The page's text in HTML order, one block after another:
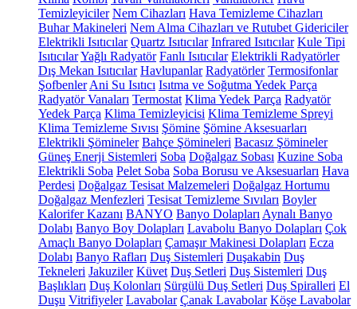
Temizleyiciler Nem Cihazları Hava Temizleme Cihazları
Buhar Makineleri Nem Alma Cihazları ve Rutubet Gidericiler
Elektrikli Isıtıcılar Quartz Isıtıcılar Infrared Isıtıcılar Kule Tipi
IsıtıcılarYağlı Radyatör Fanlı Isıtıcılar Elektrikli Radyatörler
Dış Mekan Isıtıcılar Havlupanlar Radyatörler Termosifonlar
Şofbenler Ani Su Isıtıcı Isıtma ve Soğutma Yedek Parça
Radyatör Vanaları Termostat Klima Yedek Parça Radyatör
Yedek Parça Klima Temizleyicisi Klima Temizleme Spreyi
Klima Temizleme Sıvısı Şömine Şömine Aksesuarları
Elektrikli Şömineler Bahçe Şömineleri Bacasız Şömineler
Güneş Enerji Sistemleri Soba Doğalgaz Sobası Kuzine Soba
Elektrikli Soba Pelet Soba Soba Borusu ve Aksesuarları Hava
Perdesi Doğalgaz Tesisat Malzemeleri Doğalgaz Hortumu
Doğalgaz Menfezleri Tesisat Temizleme Sıvıları Boyler
Kalorifer Kazanı BANYO Banyo Dolapları Aynalı Banyo
Dolabı Banyo Boy Dolapları Lavabolu Banyo Dolapları Çok
Amaçlı Banyo Dolapları Çamaşır Makinesi Dolapları Ecza
Dolabı Banyo Rafları Duş Sistemleri Duşakabin Duş
Tekneleri Jakuziler Küvet Duş Setleri Duş Sistemleri Duş
Başlıkları Duş Kolonları Sürgülü Duş Setleri Duş Spiralleri El
Duşu Vitrifiyeler Lavabolar Çanak Lavabolar Köşe Lavabolar